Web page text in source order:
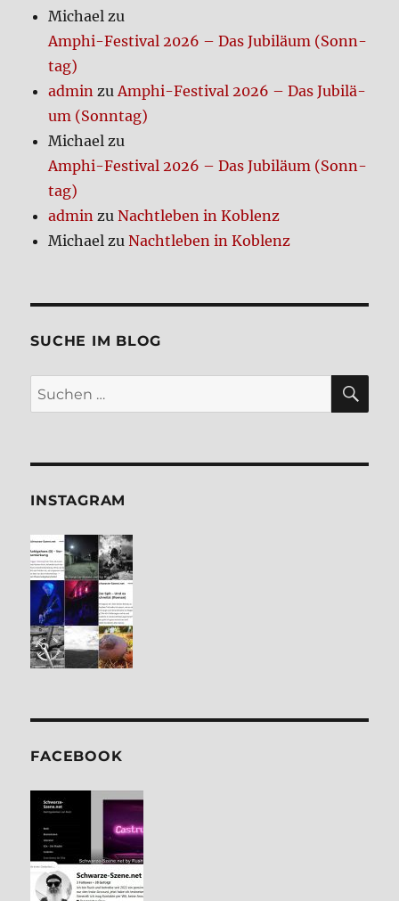
Michael zu
Amphi-Festi­val 2026 – Das Jubi­lä­um (Sonn­
tag)
admin zuAmphi-Festi­val 2026 – Das Jubi­lä­
um (Sonn­tag)
Michael zu
Amphi-Festi­val 2026 – Das Jubi­lä­um (Sonn­
tag)
admin zuNacht­le­ben in Koblenz
Michael zuNacht­le­ben in Koblenz
SUCHE IM BLOG
Suchen
nach:
INSTA­GRAM
FACE­BOOK